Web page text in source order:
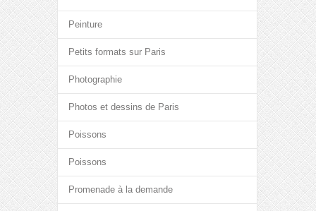
Peinture
Petits formats sur Paris
Photographie
Photos et dessins de Paris
Poissons
Poissons
Promenade à la demande